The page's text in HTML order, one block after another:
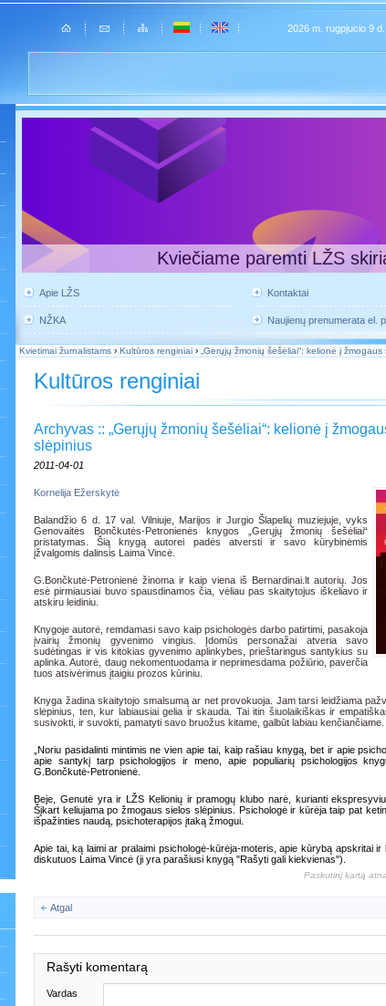
2026 m. rugpjucio 9
Kviečiame paremti LŽS
Apie LŽS Kontaktai
NŽKA Naujienų prenumerata el.
Kvietimai žurnalistams › Kultūros renginiai › „Gerųjų žmonių šešėliai“: kelionė į
Kultūros renginiai
Archyvas :: „Gerųjų žmonių šešėliai“: kelionė į
slėpinius
2011-04-01
Kornelija Ežerskytė
Balandžio 6 d. 17 val. Vilniuje, Marijos ir Jurgio Šlapelių muziejuje, vyks
Genovaitės Bončkutės-Petronienės knygos „Gerųjų žmonių šešėliai“
pristatymas. Šią knygą autorei padės atversti ir savo kūrybinėmis
įžvalgomis dalinsis Laima Vincė.
G.Bončkutė-Petronienė žinoma ir kaip viena iš Bernardinai.lt autorių. Jos
esė pirmiausiai buvo spausdinamos čia, vėliau pas skaitytojus iškeliavo ir
atskiru leidiniu.
Knygoje autorė, remdamasi savo kaip psichologės darbo patirtimi, pasakoja
įvairių žmonių gyvenimo vingius. Įdomūs personažai atveria savo
sudėtingas ir vis kitokias gyvenimo aplinkybes, prieštaringus santykius su
aplinka. Autorė, daug nekomentuodama ir neprimesdama požiūrio, paverčia
tuos atsivėrimus įtaigiu prozos kūriniu.
Knyga žadina skaitytojo smalsumą ar net provokuoja. Jam tarsi leidžiama
slėpinius, ten, kur labiausiai gelia ir skauda. Tai itin šiuolaikiškas ir
susivokti, ir suvokti, pamatyti savo bruožus kitame, galbūt labiau kenčiančiame.
„Noriu pasidalinti mintimis ne vien apie tai, kaip rašiau knygą, bet ir apie
apie santykį tarp psichologijos ir meno, apie populiarių psichologijos
G.Bončkutė-Petronienė.
Beje, Genutė yra ir LŽS Kelionių ir pramogų klubo narė, kurianti
Šįkart keliujama po žmogaus sielos slėpinius. Psichologė ir kūrėja taip pat
išpažinties naudą, psichoterapijos įtaką žmogui.
Apie tai, ką laimi ar pralaimi psichologė-kūrėja-moteris, apie kūrybą apskritai ir
diskutuos Laima Vincė (ji yra parašiusi knygą "Rašyti gali kiekvienas").
Paskutinį kartą
Atgal
Rašyti komentarą
Vardas